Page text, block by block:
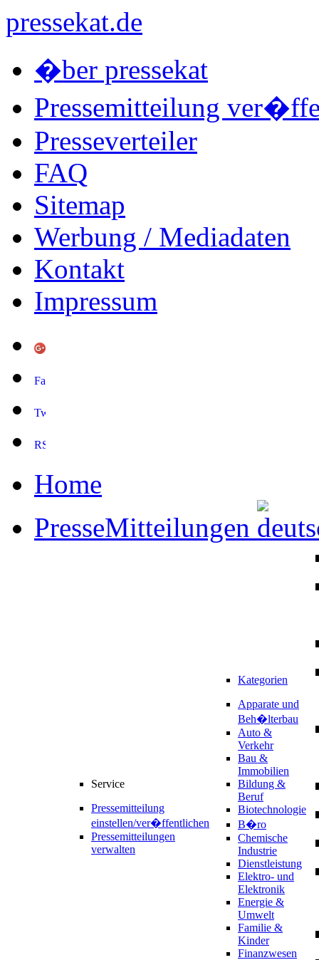
pressekat.de
�ber pressekat
Pressemitteilung
Presseverteiler
FAQ
Sitemap
Werbung / Mediadaten
Kontakt
Impressum
Home
PresseMitteilungen
Service
Pressemitteilung
einstellen/ver�ffentlichen
Pressemitteilungen
verwalten
Kategorien
Apparate und
Beh�lterbau
Auto &
Verkehr
Bau &
Immobilien
Bildung &
Beruf
Biotechnologie
B�ro
Chemische
Industrie
Dienstleistung
Elektro- und
Elektronik
Energie &
Umwelt
Familie &
Kinder
Finanzwesen